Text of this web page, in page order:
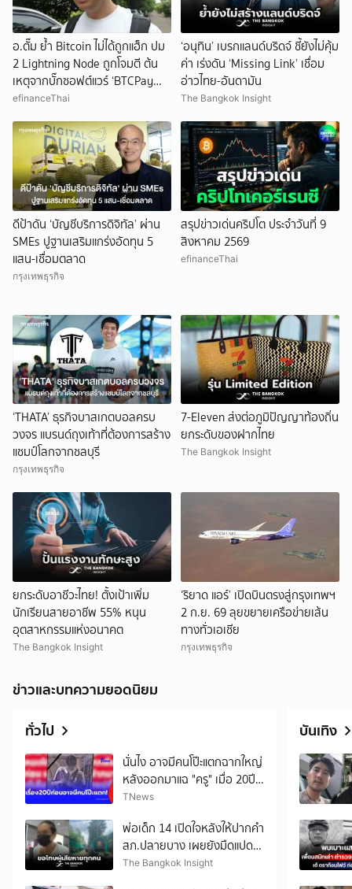
อ.ตั๊ม ย้ำ Bitcoin ไม่ได้ถูกแฮ็ก ปม
2 Lightning Node ถูกโจมตี ต้น
เหตุจากบั๊กซอฟต์แวร์ ‘BTCPay
Server’
efinanceThai
‘อนุทิน’ เบรกแลนด์บริดจ์ ชี้ยังไม่คุ้ม
ค่า เร่งดัน ‘Missing Link’ เชื่อม
อ่าวไทย-อันดามัน
The Bangkok Insight
ดีป้าดัน ‘บัญชีบริการดิจิทัล’ ผ่าน
SMEs ปูฐานเสริมแกร่งอัดทุน 5
แสน-เชื่อมตลาด
กรุงเทพธุรกิจ
สรุปข่าวเด่นคริปโต ประจำวันที่ 9
สิงหาคม 2569
efinanceThai
‘THATA’ ธุรกิจบาสเกตบอลครบ
วงจร แบรนด์ถุงเท้าที่ต้องการสร้าง
แชมป์โลกจากชลบุรี
กรุงเทพธุรกิจ
7-Eleven ส่งต่อภูมิปัญญาท้องถิ่น
ยกระดับของฝากไทย
The Bangkok Insight
ยกระดับอาชีวะไทย! ตั้งเป้าเพิ่ม
นักเรียนสายอาชีพ 55% หนุน
อุตสาหกรรมแห่งอนาคต
The Bangkok Insight
‘ริยาด แอร์’ เปิดบินตรงสู่กรุงเทพฯ
2 ก.ย. 69 ลุยขยายเครือข่ายเส้น
ทางทั่วเอเชีย
กรุงเทพธุรกิจ
ข่าวและบทความยอดนิยม
ทั่วไป
นั่นไง อาจมีคนโป๊ะแตกฉากใหญ่
หลังออกมาแฉ "ครู" เมื่อ 20ปี
ก่อน
TNews
พ่อเด็ก 14 เปิดใจหลังให้ปากคำ
สภ.ปลายบาง เผยยังมืดแปด
ด้านหาปมก่อเหตุไม่ได้
The Bangkok Insight
บันเทิง